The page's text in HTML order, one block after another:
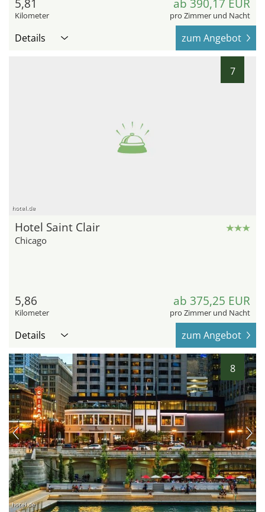
5,81
Kilometer
ab 390,17 EUR
pro Zimmer und Nacht
Details zum Angebot
7
hotel.de
Hotel Saint Clair
Chicago
5,86
Kilometer
ab 375,25 EUR
pro Zimmer und Nacht
Details zum Angebot
8
hotel.de